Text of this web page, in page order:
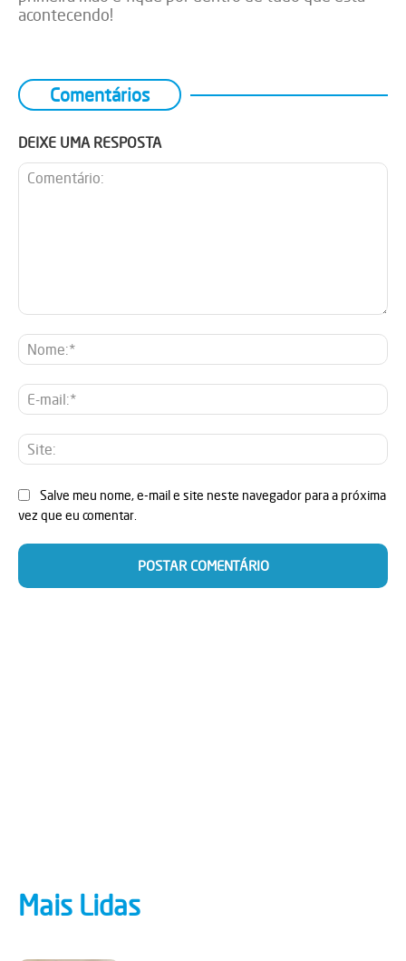
acontecendo!
Comentários
DEIXE UMA RESPOSTA
E-
Salve meu nome, e-mail e site neste navegador para a próxima
vez que eu comentar.
Mais Lidas